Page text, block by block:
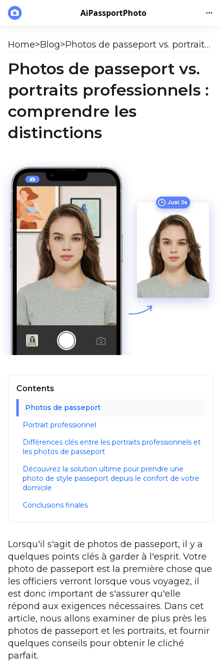
AiPassportPhoto
Home>Blog> Photos de passeport vs. portraits professionnels : comprendre les distinctions
Photos de passeport vs.
portraits professionnels :
comprendre les
distinctions
Contents
Photos de passeport
Portrait professionnel
Différences clés entre les portraits professionnels et
les photos de passeport
Découvrez la solution ultime pour prendre une
photo de style passeport depuis le confort de votre
domicile
Conclusions finales
Lorsqu'il s'agit de photos de passeport, il y a
quelques points clés à garder à l'esprit. Votre
photo de passeport est la première chose que
les officiers verront lorsque vous voyagez, il
est donc important de s'assurer qu'elle
répond aux exigences nécessaires. Dans cet
article, nous allons examiner de plus près les
photos de passeport et les portraits, et fournir
quelques conseils pour obtenir le cliché
parfait.